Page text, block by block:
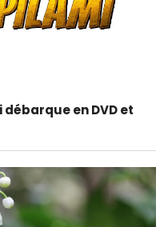
en DVD et